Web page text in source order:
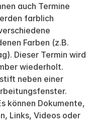
auch Termine
farblich
Farben (z.B.
Dieser Termin wird
wiederholt.
neben einer
können Dokumente,
Links, Videos oder